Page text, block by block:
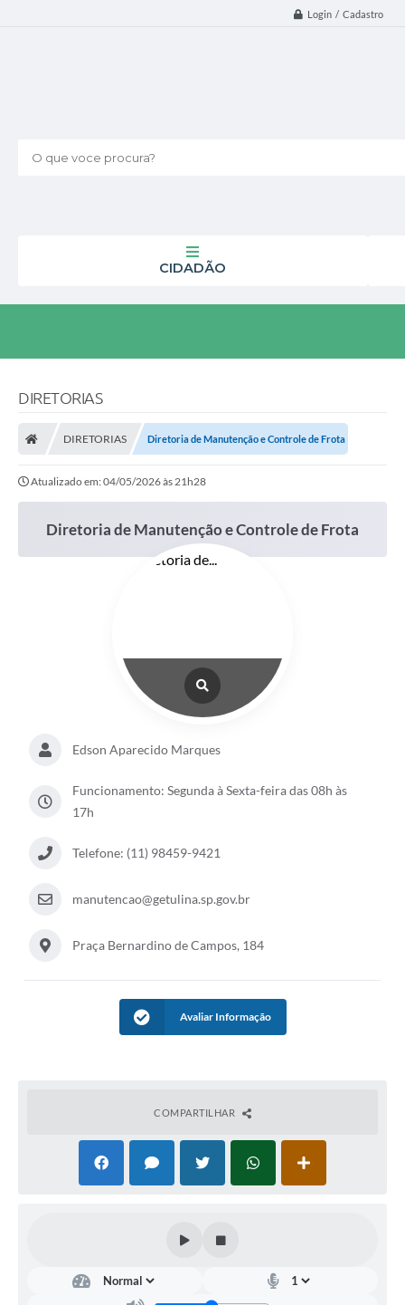
Login / Cadastro
O que voce procura?
CIDADÃO
DIRETORIAS
DIRETORIAS Diretoria de Manutenção e Controle de Frota
Atualizado em: 04/05/2026 às 21h28
Diretoria de Manutenção e Controle de Frota
Edson Aparecido Marques
Funcionamento: Segunda à Sexta-feira das 08h às
17h
Telefone: (11) 98459-9421
manutencao@getulina.sp.gov.br
Praça Bernardino de Campos, 184
Avaliar Informação
COMPARTILHAR